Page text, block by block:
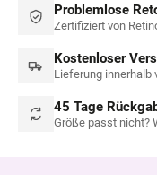
Problemlose
Zertifiziert von
Kostenloser
Lieferung innerhalb
45 Tage
Größe passt nicht?